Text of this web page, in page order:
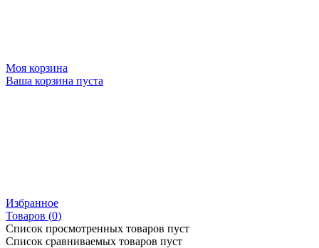
Моя корзина
Ваша корзина пуста
Избранное
Товаров (0)
Список просмотренных товаров пуст
Список сравниваемых товаров пуст